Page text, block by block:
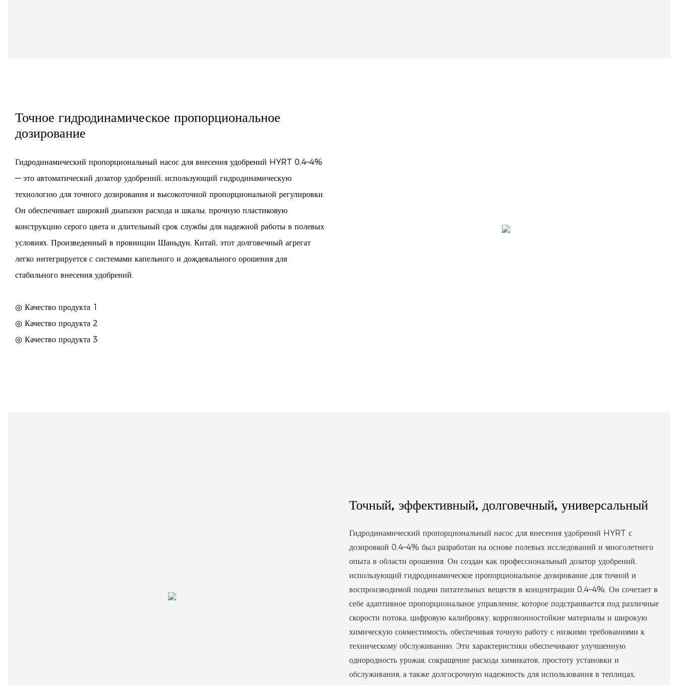
Точное гидродинамическое пропорциональное
дозирование
Гидродинамический пропорциональный насос для внесения удобрений HYRT 0,4–4%
— это автоматический дозатор удобрений, использующий гидродинамическую
технологию для точного дозирования и высокоточной пропорциональной регулировки.
Он обеспечивает широкий диапазон расхода и шкалы, прочную пластиковую
конструкцию серого цвета и длительный срок службы для надежной работы в полевых
условиях. Произведенный в провинции Шаньдун, Китай, этот долговечный агрегат
легко интегрируется с системами капельного и дождевального орошения для
стабильного внесения удобрений.
◎ Качество продукта 1
◎ Качество продукта 2
◎ Качество продукта 3
Точный, эффективный, долговечный, универсальный
Гидродинамический пропорциональный насос для внесения удобрений HYRT с
дозировкой 0,4–4% был разработан на основе полевых исследований и многолетнего
опыта в области орошения. Он создан как профессиональный дозатор удобрений,
использующий гидродинамическое пропорциональное дозирование для точной и
воспроизводимой подачи питательных веществ в концентрации 0,4–4%. Он сочетает в
себе адаптивное пропорциональное управление, которое подстраивается под различные
скорости потока, цифровую калибровку, коррозионностойкие материалы и широкую
химическую совместимость, обеспечивая точную работу с низкими требованиями к
техническому обслуживанию. Эти характеристики обеспечивают улучшенную
однородность урожая, сокращение расхода химикатов, простоту установки и
обслуживания, а также долгосрочную надежность для использования в теплицах,